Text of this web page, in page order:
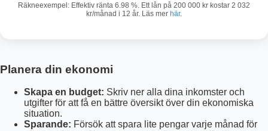
Räkneexempel: Effektiv ränta 6.98 %. Ett lån på 200 000 kr kostar 2 032
kr/månad i 12 år. Läs mer här.
Planera din ekonomi
Skapa en budget: Skriv ner alla dina inkomster och
utgifter för att få en bättre översikt över din ekonomiska
situation.
Sparande: Försök att spara lite pengar varje månad för